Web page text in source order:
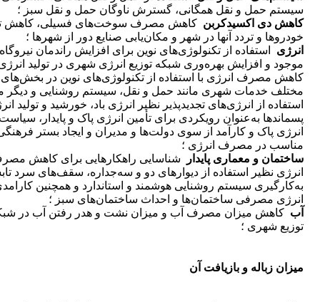
سیستم حمل و نقل همگانی، گسترش ناوگان حمل و نقل سبز ؛
کاهش دی اکسیدکربن کاهش مصرف سوخت‌های فسیلی، کاهش
خودروها و تردد آنها در شهر و مکان‌یابی صنایع دور از شهرها ؛
انرژی استفاده از تکنولوژی‌های نوین برای افزایش راندمان
موجود و افزایش بهره‌وری شبکه توزیع انرژی شهری در تولید
کاهش مصرف انرژی با استفاده از تکنولوژی‌های نوین در بخش‌های
مختلف خدمات شهری مانند حمل و نقل، سیستم روشنایی و دیگر
استفاده از انرژی‌های تجدید‌پذیر نظیر انرژی باد، خورشید و تولید
پسماندها به‌عنوان رویکردی برای تأمین انرژی پاک و پایدار،
انرژی پاک و کارآمد از سوی دولت‌ها و مدیران و ایجاد بستر
مناسب در مصرف انرژی ؛
ساختمان و معماری پایدار
شناسایی راهکارهایی برای کاهش
انرژی نظیر استفاده از دیوارهای دو و سه‌جداره، سقف‌های سرد
به‌کارگیری سیستم روشنایی هوشمند و استاندارد و همچنین
انرژی مصرفی ساختمان‌ها و احداث ساختمان‌های سبز ؛
آب کاهش میزان مصرف آب و میزان نشت و هدر رفتن آب در
توزیع شهری ؛
میزان زباله و بازیافت آن